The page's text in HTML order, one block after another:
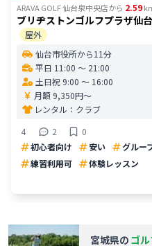
ARAVA GOLF 仙台泉中央店から 2.59
ブリヂストンゴルフプラザ仙
屋外
仙台市役所から11分
平日 11:00 〜 21:00
土日祝 9:00 〜 16:00
月額 9,350円〜
レンタル： クラブ
4
2
0
初心者向け
安い
グルー
練習利用可
体験レッスン
宮城県の ゴ